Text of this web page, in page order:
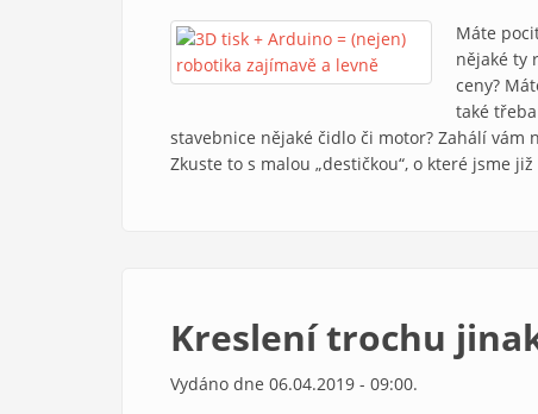
Máte
nějaké ty
ceny?
také
stavebnice nějaké čidlo či motor? Zahálí vám
Zkuste to s malou „destičkou“, o které jsme
Kreslení trochu
Vydáno dne 06.04.2019 - 09:00.